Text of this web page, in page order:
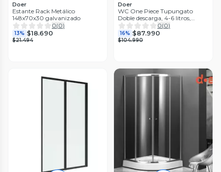
Doer
Estante Rack Metálico
148x70x30 galvanizado
0(0)
13% $18.690
$21.494
Doer
WC One Piece Tupungato
Doble descarga, 4-6 litros,
Blanco
0(0)
16% $87.990
$104.990